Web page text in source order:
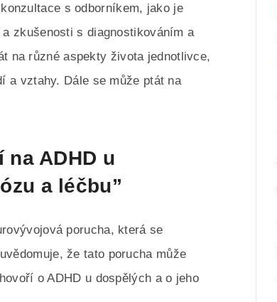
s odborníkem, jako je
zkušenosti s diagnostikováním a
na různé aspekty života jednotlivce,
a vztahy. Dále se může ptát na
ADHD u
a léčbu”
porucha, která se
že tato porucha může
o ADHD u dospělých a o jeho